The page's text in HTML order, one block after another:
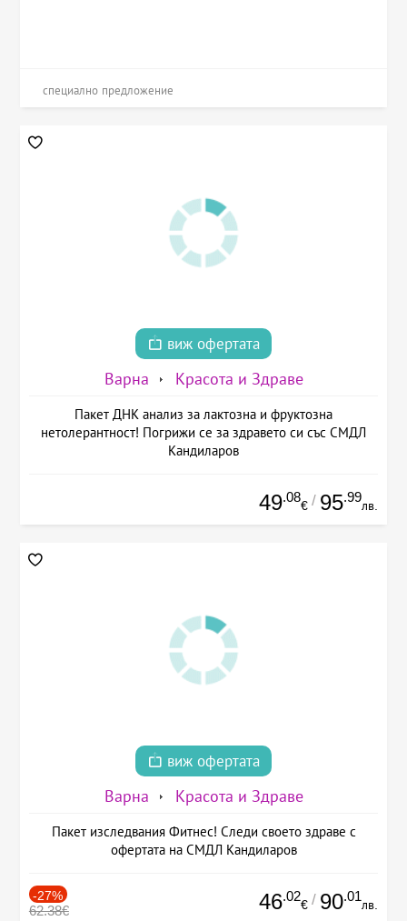
специално предложение
виж офертата
Варна Красота и Здраве
Пакет ДНК анализ за лактозна и фруктозна
нетолерантност! Погрижи се за здравето си със СМДЛ
Кандиларов
49.08
€ / 95.99
лв.
виж офертата
Варна Красота и Здраве
Пакет изследвания Фитнес! Следи своето здраве с
офертата на СМДЛ Кандиларов
-27%
62.38€ 46.02
€ / 90.01
лв.